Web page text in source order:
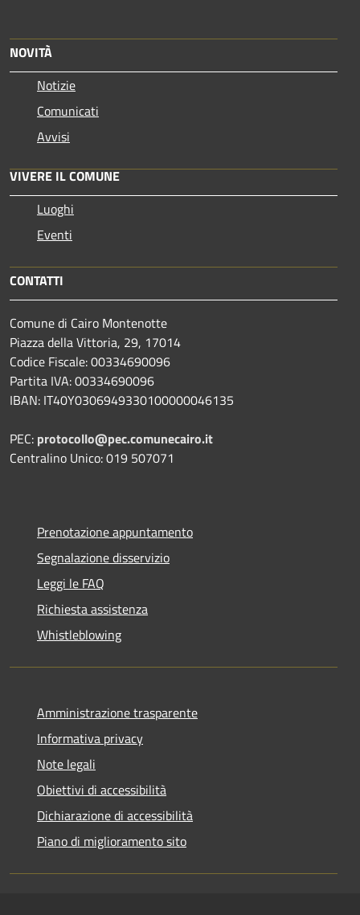
NOVITÀ
Notizie
Comunicati
Avvisi
VIVERE IL COMUNE
Luoghi
Eventi
CONTATTI
Comune di Cairo Montenotte
Piazza della Vittoria, 29, 17014
Codice Fiscale: 00334690096
Partita IVA: 00334690096
IBAN: IT40Y0306949330100000046135
PEC: protocollo@pec.comunecairo.it
Centralino Unico: 019 507071
Prenotazione appuntamento
Segnalazione disservizio
Leggi le FAQ
Richiesta assistenza
Whistleblowing
Amministrazione trasparente
Informativa privacy
Note legali
Obiettivi di accessibilità
Dichiarazione di accessibilità
Piano di miglioramento sito